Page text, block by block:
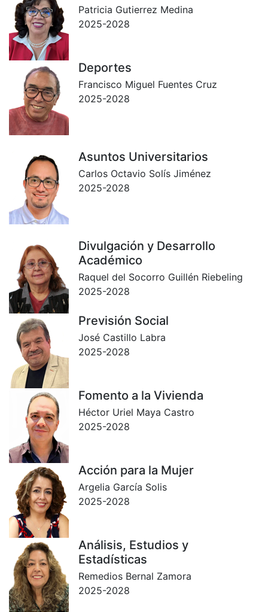
Patricia Gutierrez Medina
2025-2028
Deportes
Francisco Miguel Fuentes Cruz
2025-2028
Asuntos Universitarios
Carlos Octavio Solís Jiménez
2025-2028
Divulgación y Desarrollo
Académico
Raquel del Socorro Guillén Riebeling
2025-2028
Previsión Social
José Castillo Labra
2025-2028
Fomento a la Vivienda
Héctor Uriel Maya Castro
2025-2028
Acción para la Mujer
Argelia García Solis
2025-2028
Análisis, Estudios y
Estadísticas
Remedios Bernal Zamora
2025-2028